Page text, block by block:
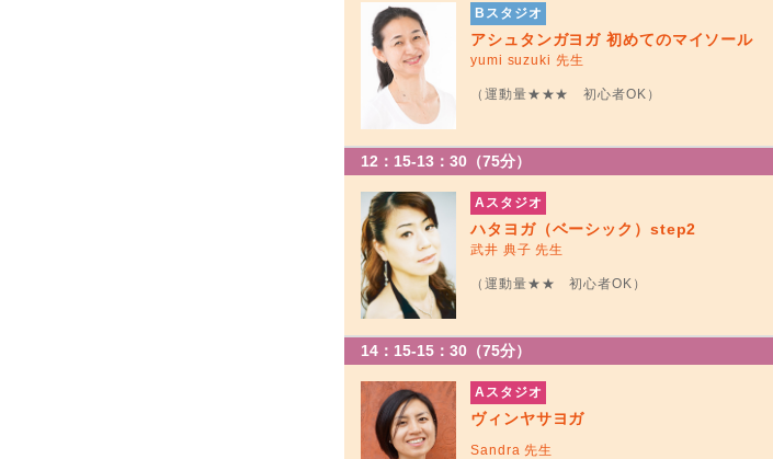
Bスタジオ
アシュタンガヨガ 初めてのマイソール
yumi suzuki 先生
（運動量★★★ 初心者OK）
12：15-13：30（75分）
Aスタジオ
ハタヨガ（ベーシック）step2
武井 典子 先生
（運動量★★ 初心者OK）
14：15-15：30（75分）
Aスタジオ
ヴィンヤサヨガ
Sandra 先生